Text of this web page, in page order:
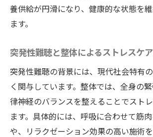
養供給が円滑になり、健康的な状態を
ます。
突発性難聴と整体によるストレスケ
突発性難聴の背景には、現代社会特有
く関与しています。整体では、全身の
律神経のバランスを整えることでスト
ます。具体的には、呼吸に合わせて筋
や、リラクゼーション効果の高い施術